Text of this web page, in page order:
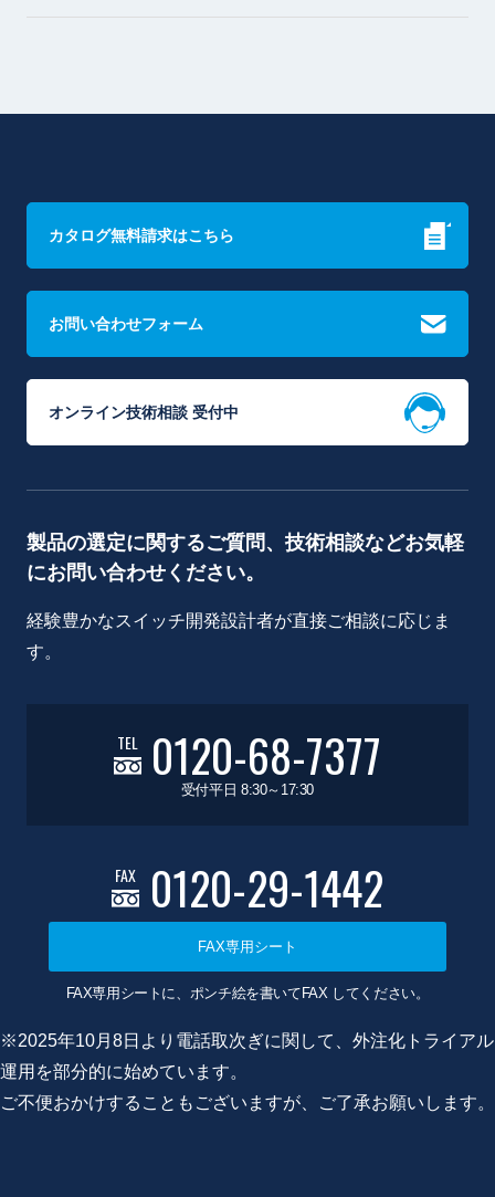
カタログ無料請求はこちら
お問い合わせフォーム
オンライン技術相談 受付中
製品の選定に関するご質問、技術相談などお気軽
にお問い合わせください。
経験豊かなスイッチ開発設計者が直接ご相談に応じま
す。
TEL 0120-68-7377
受付平日 8:30～17:30
FAX 0120-29-1442
FAX専用シート
FAX専用シートに、ポンチ絵を書いてFAX してください。
※2025年10月8日より電話取次ぎに関して、外注化トライアル
運用を部分的に始めています。
ご不便おかけすることもございますが、ご了承お願いします。